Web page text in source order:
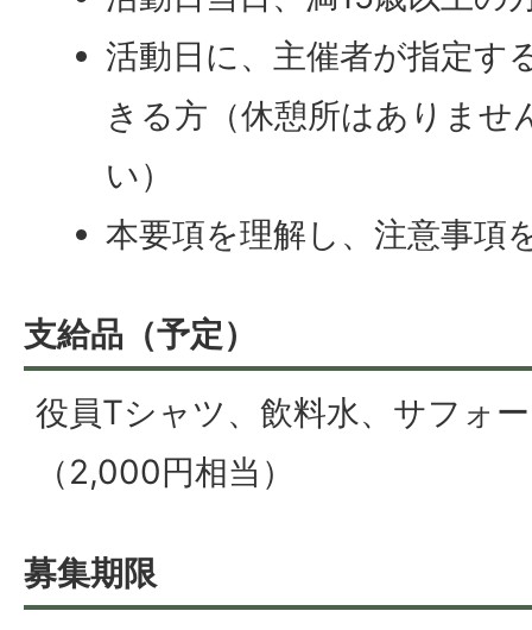
活動日に、主催者が指定す
きる方（休憩所はありませ
い）
本要項を理解し、注意事項
支給品（予定）
役員Tシャツ、飲料水、サフォ
（2,000円相当）
募集期限